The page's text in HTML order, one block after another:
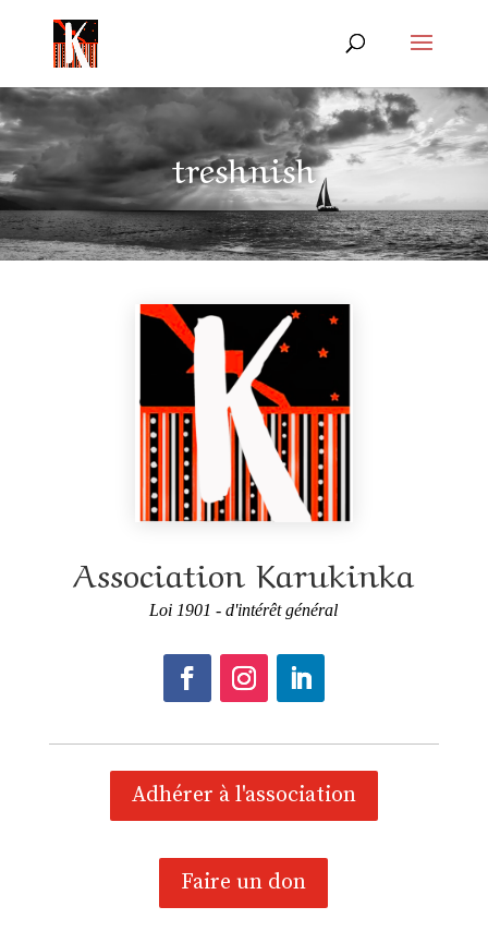
treshnish
Association Karukinka
Loi 1901 - d'intérêt général
Adhérer à l'association
Faire un don